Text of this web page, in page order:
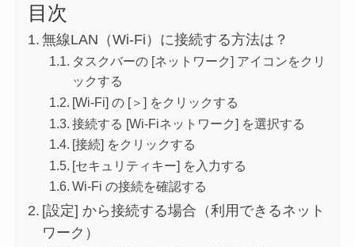
目次
無線LAN（Wi-Fi）に接続する方法は？
タスクバーの [ネットワーク] アイコンをクリ
ックする
[Wi-Fi] の [＞] をクリックする
接続する [Wi-Fiネットワーク] を選択する
[接続] をクリックする
[セキュリティキー] を入力する
Wi-Fi の接続を確認する
[設定] から接続する場合（利用できるネット
ワーク）